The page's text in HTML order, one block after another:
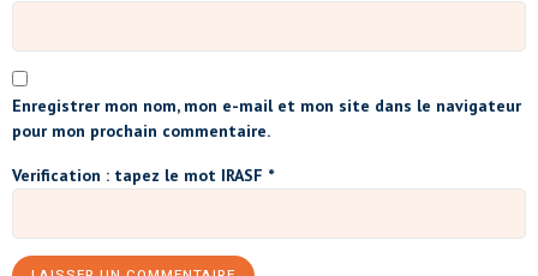
Enregistrer mon nom, mon e-mail et mon site dans le navigateur
pour mon prochain commentaire.
Verification : tapez le mot IRASF *